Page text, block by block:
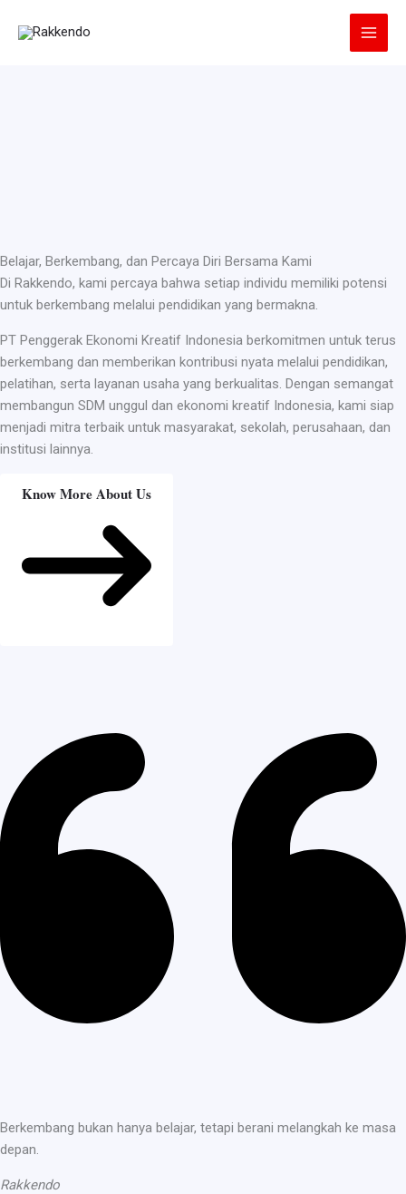
Belajar, Berkembang, dan Percaya Diri Bersama Kami
Di Rakkendo, kami percaya bahwa setiap individu memiliki potensi
untuk berkembang melalui pendidikan yang bermakna.
PT Penggerak Ekonomi Kreatif Indonesia berkomitmen untuk terus
berkembang dan memberikan kontribusi nyata melalui pendidikan,
pelatihan, serta layanan usaha yang berkualitas. Dengan semangat
membangun SDM unggul dan ekonomi kreatif Indonesia, kami siap
menjadi mitra terbaik untuk masyarakat, sekolah, perusahaan, dan
institusi lainnya.
Know More About Us
Berkembang bukan hanya belajar, tetapi berani melangkah ke masa
depan.
Rakkendo